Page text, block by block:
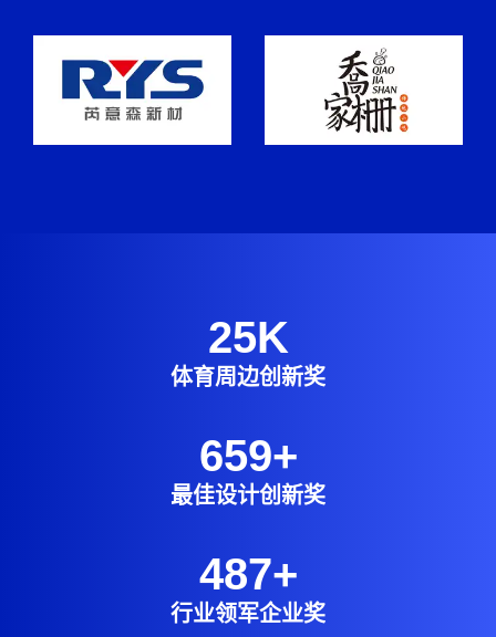
25K
体育周边创新奖
659+
最佳设计创新奖
487+
行业领军企业奖